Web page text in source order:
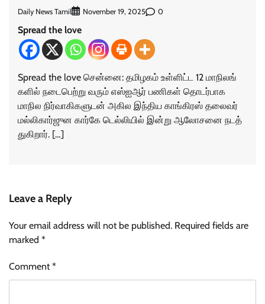
Daily News Tamil November 19, 2025 0
Spread the love
Spread the love சென்னை: தமிழகம் உள்​ளிட்ட 12 மாநிலங்​
களில் நடை​பெற்று வரும் எஸ்​ஐஆர் பணி​கள் தொடர்​பாக
மாநில நிர்​வாகி​களு​டன் அகில இந்​திய காங்​கிரஸ் தலை​வர்
மல்​லி​கார்​ஜுன கார்​கே டெல்​லி​யில் இன்று ஆலோ​சனை நடத்​
துகிறார். […]
Leave a Reply
Your email address will not be published. Required fields are
marked *
Comment*